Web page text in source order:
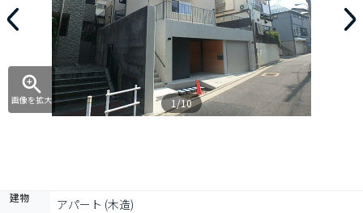
画像を拡大 1/10
建物 アパート (木造)